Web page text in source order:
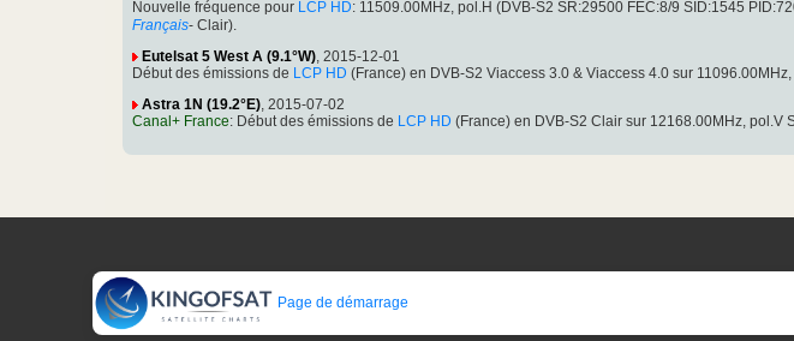
Nouvelle fréquence pour LCP HD: 11509.00MHz, pol.H (DVB-S2 SR:29500 FEC:8/9 SID:1545
Français- Clair).
Eutelsat 5 West A (9.1°W) , 2015-12-01
Début des émissions de LCP HD (France) en DVB-S2 Viaccess 3.0 & Viaccess 4.0 sur
Astra 1N (19.2°E), 2015-07-02
Canal+ France: Début des émissions de LCP HD (France) en DVB-S2 Clair sur 12168.00MHz, pol.V
Page de démarrage